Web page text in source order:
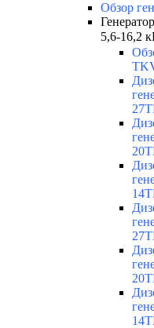
Обзор
5,6-16,2